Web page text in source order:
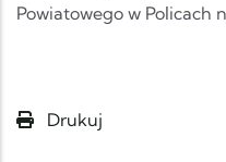
Powiatowego w Policach
Drukuj